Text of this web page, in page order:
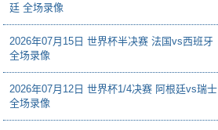
廷 全场录像
2026年07月15日 世界杯半决赛 法国vs西班牙
全场录像
2026年07月12日 世界杯1/4决赛 阿根廷vs瑞士
全场录像